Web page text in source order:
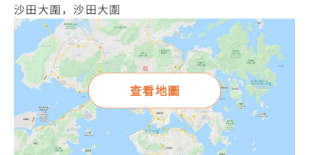
沙田大圍，沙田大圍
查看地圖